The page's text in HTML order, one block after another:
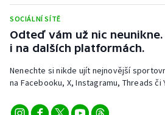
SOCIÁLNÍ SÍTĚ
Odteď vám už nic
i na dalších platformách.
Nenechte si nikde ujít nejnovější
na Facebooku, X, Instagramu, Threads či